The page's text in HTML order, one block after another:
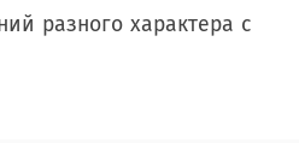
разного характера с